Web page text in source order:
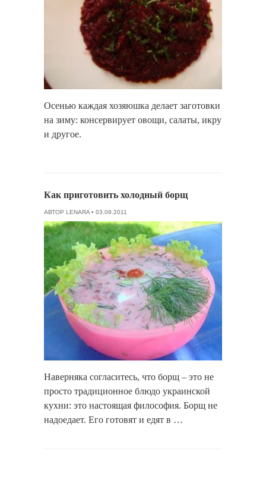
Осенью каждая хозяюшка делает заготовки
на зиму: консервирует овощи, салаты, икру
и другое.
Как приготовить холодный борщ
АВТОР LENARA• 03.09.2011
Наверняка согласитесь, что борщ – это не
просто традиционное блюдо украинской
кухни: это настоящая философия. Борщ не
надоедает. Его готовят и едят в …